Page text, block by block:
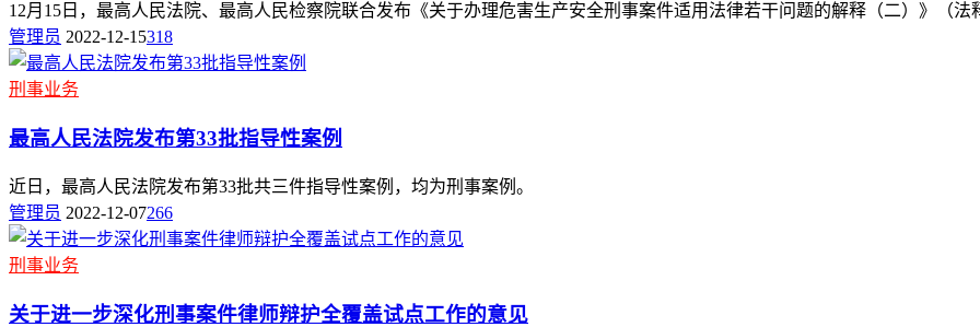
12月15日，最高人民法院、最高人民检察院联合发布《关于办理危害生产安全刑事案件适用法律若干问题的解释（二）》（法
管理员 2022-12-15318
刑事业务
最高人民法院发布第33批指导性案例
近日，最高人民法院发布第33批共三件指导性案例，均为刑事案例。
管理员 2022-12-07266
刑事业务
关于进一步深化刑事案件律师辩护全覆盖试点工作的意见